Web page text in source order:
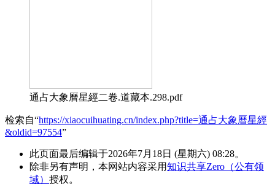
通占大象曆星經二卷.道藏本.298.pdf
检索自“https://xiaocuihuating.cn/index.php?title=通占大象曆星經
&oldid=97554”
此页面最后编辑于2026年7月18日 (星期六) 08:28。
除非另有声明，本网站内容采用知识共享Zero（公有领
域） 授权。